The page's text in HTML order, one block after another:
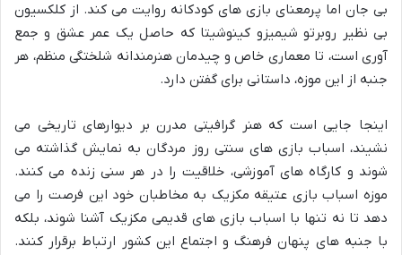
بی جان اما پرمعنای بازی های کودکانه روایت می کند. از کلکسیون
بی نظیر روبرتو شیمیزو کینوشیتا که حاصل یک عمر عشق و جمع
آوری است، تا معماری خاص و چیدمان هنرمندانه شلختگی منظم، هر
جنبه از این موزه، داستانی برای گفتن دارد.
اینجا جایی است که هنر گرافیتی مدرن بر دیوارهای تاریخی می
نشیند، اسباب بازی های سنتی روز مردگان به نمایش گذاشته می
شوند و کارگاه های آموزشی، خلاقیت را در هر سنی زنده می کنند.
موزه اسباب بازی عتیقه مکزیک به مخاطبان خود این فرصت را می
دهد تا نه تنها با اسباب بازی های قدیمی مکزیک آشنا شوند، بلکه
با جنبه های پنهان فرهنگ و اجتماع این کشور ارتباط برقرار کنند.